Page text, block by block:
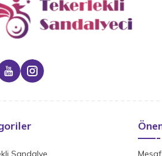
Sandalye